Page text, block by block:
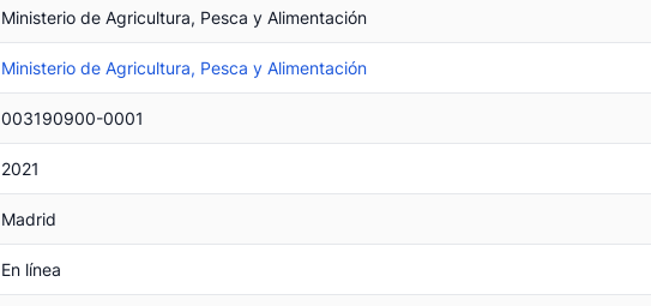
Ministerio de Agricultura, Pesca y Alimentación
Ministerio de Agricultura, Pesca y Alimentación
003190900-0001
2021
Madrid
En línea